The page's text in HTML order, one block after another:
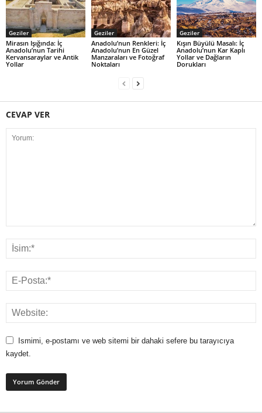
Geziler
Mirasın Işığında: İç
Anadolu’nun Tarihi
Kervansaraylar ve Antik
Yollar
Geziler
Anadolu’nun Renkleri: İç
Anadolu’nun En Güzel
Manzaraları ve Fotoğraf
Noktaları
Geziler
Kışın Büyülü Masalı: İç
Anadolu’nun Kar Kaplı
Yollar ve Dağların
Dorukları
CEVAP VER
Ismimi, e-postamı ve web sitemi bir dahaki sefere bu tarayıcıya
kaydet.